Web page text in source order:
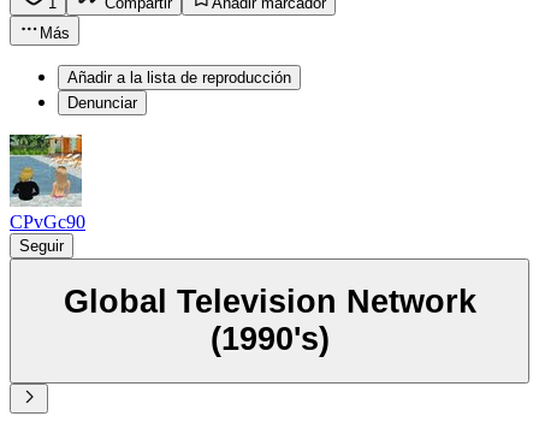
Más
Añadir a la lista de reproducción
Denunciar
CPvGc90
Seguir
Global Television Network
(1990's)